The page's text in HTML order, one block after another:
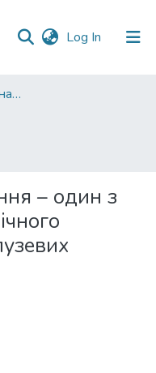
Log In (current)
Факультет обліку та фінансів
– один з